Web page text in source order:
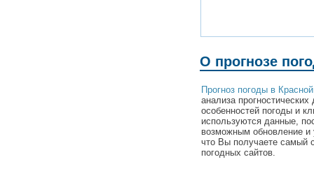
О прогнозе
Прогноз погоды в
анализа
особенностей погоды и
используются данные,
возможным обновление и
что Вы получаете самый
погодных сайтов.